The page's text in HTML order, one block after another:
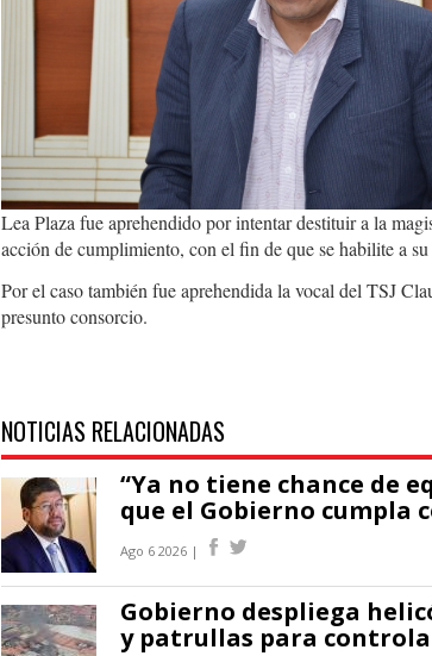
Lea Plaza fue aprehendido por intentar destituir a la
acción de cumplimiento, con el fin de que se habilite a su
Por el caso también fue aprehendida la vocal del TSJ
presunto consorcio.
NOTICIAS RELACIONADAS
“Ya no tiene chance de
que el Gobierno cumpla
Ago 6 2026 |
Gobierno despliega
y patrullas para